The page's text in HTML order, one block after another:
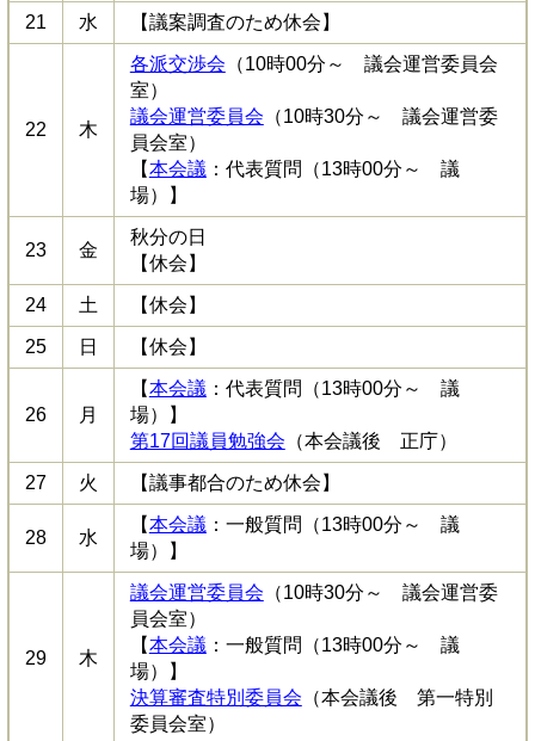
21 水 【議案調査のため休会】
22 木
各派交渉会 （10時00分～ 議会運営委員会
室）
議会運営委員会 （10時30分～ 議会運営委
員会室）
【本会議 ：代表質問（13時00分～ 議
場）】
23 金
秋分の日
【休会】
24 土 【休会】
25 日 【休会】
26 月
【本会議 ：代表質問（13時00分～ 議
場）】
第17回議員勉強会 （本会議後 正庁）
27 火 【議事都合のため休会】
28 水
【本会議 ：一般質問（13時00分～ 議
場）】
29 木
議会運営委員会 （10時30分～ 議会運営委
員会室）
【本会議 ：一般質問（13時00分～ 議
場）】
決算審査特別委員会 （本会議後 第一特別
委員会室）